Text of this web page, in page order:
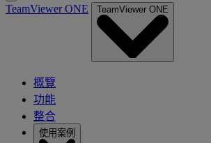
TeamViewer ONE TeamViewer ONE
概覽
功能
整合
使用案例